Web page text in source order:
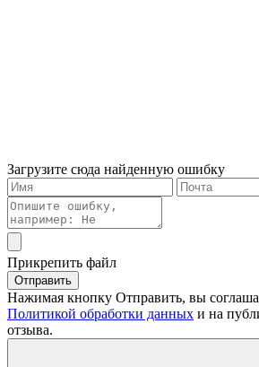
Загрузите сюда найденную ошибку
Прикрепить файл
Отправить
Нажимая кнопку Отправить, вы
Политикой обработки данных и на
отзыва.